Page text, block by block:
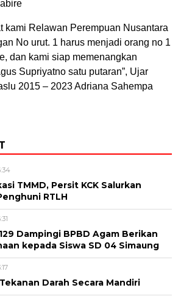
kami Relawan Perempuan Nusantara
No urut. 1 harus menjadi orang no 1
dan kami siap memenangkan
Supriyatno satu putaran”, Ujar
2015 – 2023 Adriana Sahempa
TMMD, Persit KCK Salurkan
RTLH
Dampingi BPBD Agam Berikan
kepada Siswa SD 04 Simaung
Darah Secara Mandiri